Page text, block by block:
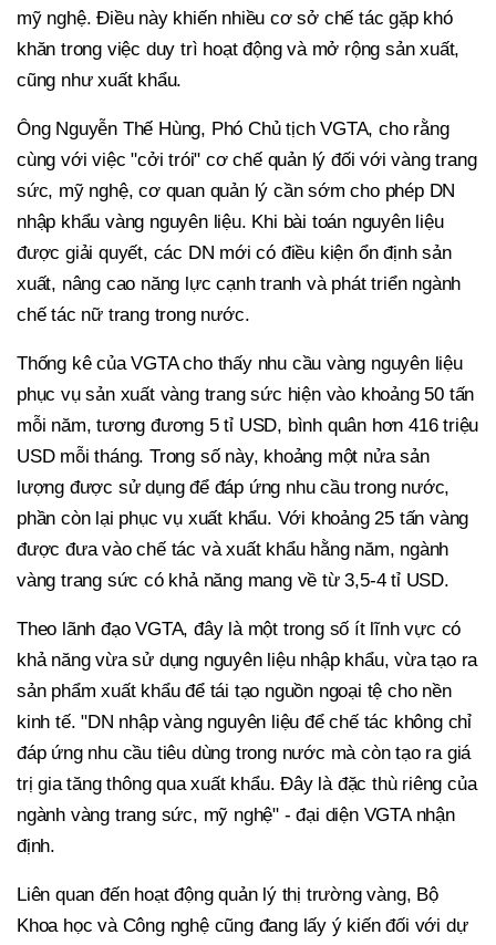
mỹ nghệ. Điều này khiến nhiều cơ sở chế tác gặp khó
khăn trong việc duy trì hoạt động và mở rộng sản xuất,
cũng như xuất khẩu.
Ông Nguyễn Thế Hùng, Phó Chủ tịch VGTA, cho rằng
cùng với việc "cởi trói" cơ chế quản lý đối với vàng trang
sức, mỹ nghệ, cơ quan quản lý cần sớm cho phép DN
nhập khẩu vàng nguyên liệu. Khi bài toán nguyên liệu
được giải quyết, các DN mới có điều kiện ổn định sản
xuất, nâng cao năng lực cạnh tranh và phát triển ngành
chế tác nữ trang trong nước.
Thống kê của VGTA cho thấy nhu cầu vàng nguyên liệu
phục vụ sản xuất vàng trang sức hiện vào khoảng 50 tấn
mỗi năm, tương đương 5 tỉ USD, bình quân hơn 416 triệu
USD mỗi tháng. Trong số này, khoảng một nửa sản
lượng được sử dụng để đáp ứng nhu cầu trong nước,
phần còn lại phục vụ xuất khẩu. Với khoảng 25 tấn vàng
được đưa vào chế tác và xuất khẩu hằng năm, ngành
vàng trang sức có khả năng mang về từ 3,5-4 tỉ USD.
Theo lãnh đạo VGTA, đây là một trong số ít lĩnh vực có
khả năng vừa sử dụng nguyên liệu nhập khẩu, vừa tạo ra
sản phẩm xuất khẩu để tái tạo nguồn ngoại tệ cho nền
kinh tế. "DN nhập vàng nguyên liệu để chế tác không chỉ
đáp ứng nhu cầu tiêu dùng trong nước mà còn tạo ra giá
trị gia tăng thông qua xuất khẩu. Đây là đặc thù riêng của
ngành vàng trang sức, mỹ nghệ" - đại diện VGTA nhận
định.
Liên quan đến hoạt động quản lý thị trường vàng, Bộ
Khoa học và Công nghệ cũng đang lấy ý kiến đối với dự